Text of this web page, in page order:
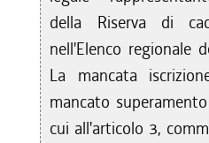
della Riserva di
nell'Elenco regionale
La mancata
mancato
cui all'articolo 3,